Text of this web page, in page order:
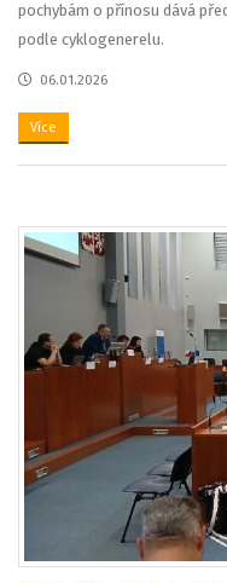
pochybám o přínosu dává
podle cyklogenerelu.
06.01.2026
Více